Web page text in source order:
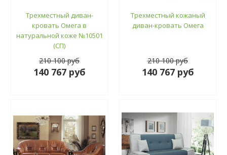
Трехместный диван-
кровать Омега в
натуральной коже №10501
(СП)
210 100 руб
140 767 руб
Трехместный кожаный
диван-кровать Омега
210 100 руб
140 767 руб